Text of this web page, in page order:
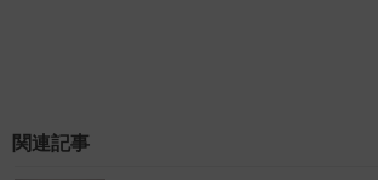
関連記事